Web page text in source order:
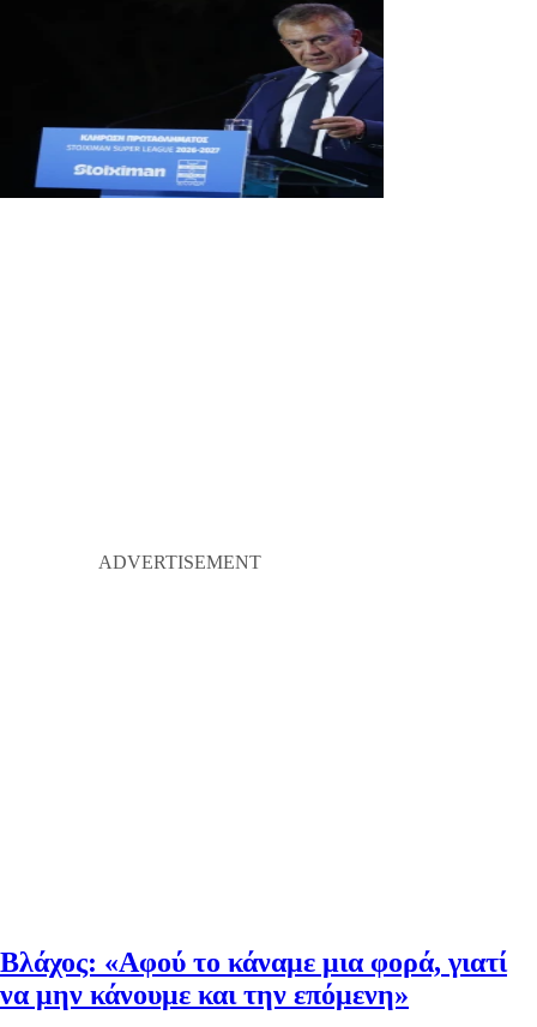
Βλάχος: «Αφού το κάναμε μια φορά, γιατί
να μην κάνουμε και την επόμενη»